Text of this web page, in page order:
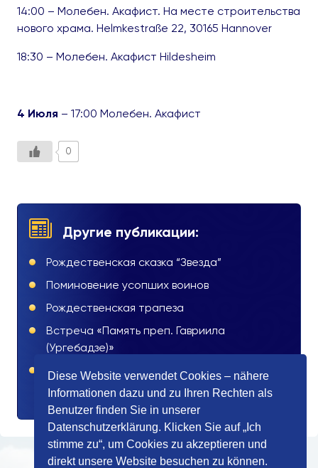
Diese Website verwendet Cookies – nähere
Informationen dazu und zu Ihren Rechten als
Benutzer finden Sie in unserer
Datenschutzerklärung. Klicken Sie auf „Ich
stimme zu“, um Cookies zu akzeptieren und
direkt unsere Website besuchen zu können.
14:00 – Молебен. Акафист. На месте строительства
нового храма. Helmkestraße 22, 30165 Hannover
18:30 – Молебен. Акафист Hildesheim
4 Июля – 17:00 Молебен. Акафист
0
Другие публикации:
Рождественская сказка “Звезда”
Поминовение усопших воинов
Рождественская трапеза
Встреча «Память преп. Гавриила
(Ургебадзе)»
День памяти преподобного Николая
Кавасилы